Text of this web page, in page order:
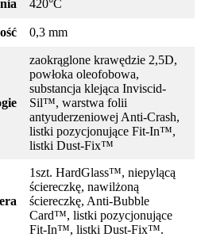
420°C
0,3 mm
zaokrąglone krawędzie 2,5D,
powłoka oleofobowa,
substancja klejąca Inviscid-
Sil™, warstwa folii
antyuderzeniowej Anti-Crash,
listki pozycjonujące Fit-In™,
listki Dust-Fix™
1szt. HardGlass™, niepylącą
ściereczkę, nawilżoną
ściereczkę, Anti-Bubble
Card™, listki pozycjonujące
Fit-In™, listki Dust-Fix™.